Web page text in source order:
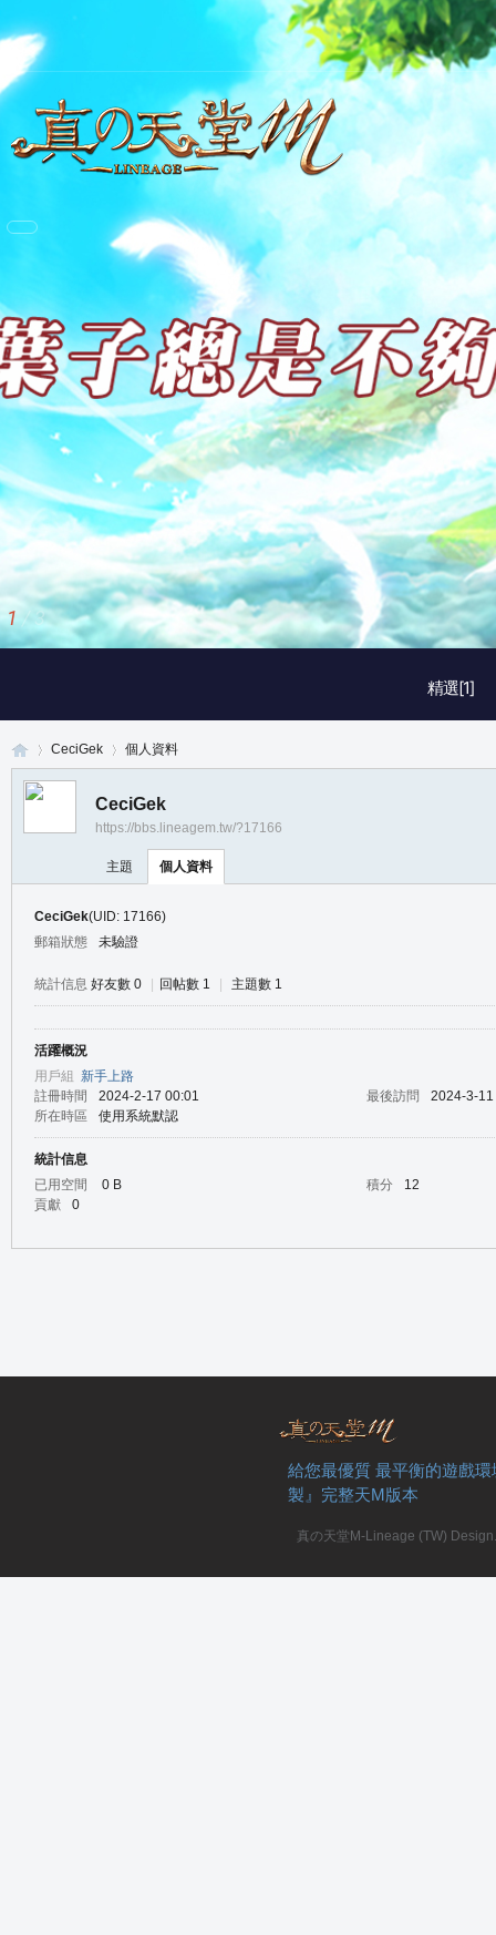
精選[1]
1 / 3
CeciGek 個人資料
CeciGek
https://bbs.lineagem.tw/?17166
主題 個人資料
CeciGek(UID: 17166)
郵箱狀態
未驗證
統計信息 好友數 0 回帖數 1 主題數 1
活躍概況
用戶組 新手上路
註冊時間
2024-2-17 00:01 最後訪問
2024-3-
所在時區
使用系統默認
統計信息
已用空間
0 B 積分
12
貢獻
0
給您最優質 最平衡的遊戲
製』完整天M版本
真の天堂M-Lineage (TW)